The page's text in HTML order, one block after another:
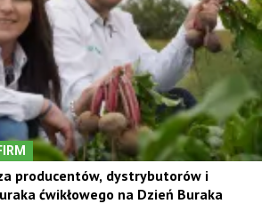
producentów, dystrybutorów i
ćwikłowego na Dzień Buraka